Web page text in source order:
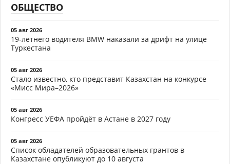
ОБЩЕСТВО
05 авг 2026
19-летнего водителя BMW наказали за дрифт на улице
Туркестана
05 авг 2026
Стало известно, кто представит Казахстан на конкурсе
«Мисс Мира–2026»
05 авг 2026
Конгресс УЕФА пройдёт в Астане в 2027 году
05 авг 2026
Список обладателей образовательных грантов в
Казахстане опубликуют до 10 августа